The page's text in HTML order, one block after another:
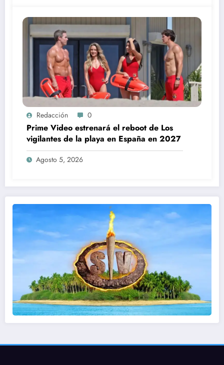
Redacción 0
Prime Video estrenará el reboot de Los
vigilantes de la playa en España en 2027
Agosto 5, 2026